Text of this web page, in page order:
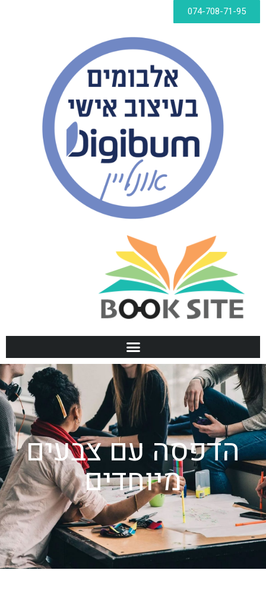
074-708-71-95
הדפסה עם צבעים
מיוחדים